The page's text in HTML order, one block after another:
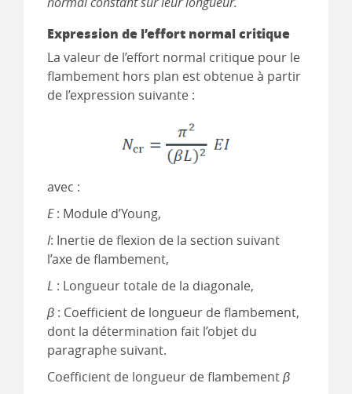
Expression de l’effort normal critique
La valeur de l’effort normal critique pour le
flambement hors plan est obtenue à partir
de l’expression suivante :
avec :
E: Module d’Young,
I: Inertie de flexion de la section suivant
l’axe de flambement,
L : Longueur totale de la diagonale,
β : Coefficient de longueur de flambement,
dont la détermination fait l’objet du
paragraphe suivant.
Coefficient de longueur de flambementβ